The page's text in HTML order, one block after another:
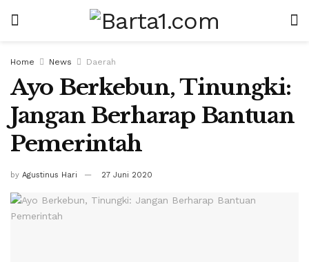
Home News Daerah
Ayo Berkebun, Tinungki:
Jangan Berharap Bantuan
Pemerintah
by Agustinus Hari 27 Juni 2020